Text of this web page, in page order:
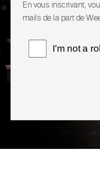
En vous inscrivant,
mails de la part de